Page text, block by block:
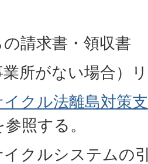
の請求書・領収書
業所がない場合）
クル法離島対策
参照する。
イクルシステムの